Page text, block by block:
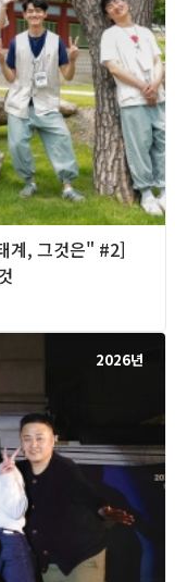
계, 그것은" #2]
2026년